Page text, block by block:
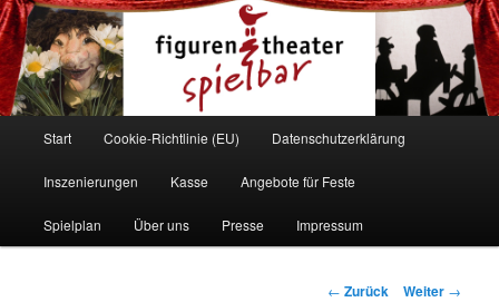
Start Cookie-Richtlinie (EU) Datenschutzerklärung
Inszenierungen Kasse Angebote für Feste
Spielplan Über uns Presse Impressum
Beitrags-
← Zurück Weiter →